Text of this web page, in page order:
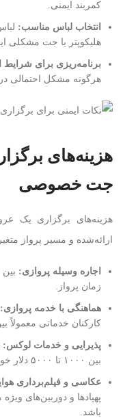
کمربند ایمنی.
انتخاب لباس مناسب:
هلیکوپتر یا جت مشکلی
برنامه‌ریزی برای
هرگونه مشکل احتمالی در
هزینه‌های
جت خصوصی
هزینه‌های برگزاری یک
ارائه‌شده و مسیر پرواز
اجاره وسیله پروازی:
زمان پرواز.
هماهنگی با خدمه پروازی:
کارکنان خدماتی معمولاً بین ۲۰۰۰ تا ۱۰۰۰۰ دلار
پذیرایی و خدمات لوکس:
بین ۱۰۰۰ تا ۵۰۰۰ دلار خواهد بود.
عکاسی و فیلم‌برداری
باشد.